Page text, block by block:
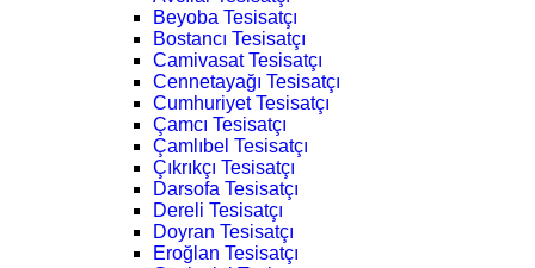
Beyoba Tesisatçı
Bostancı Tesisatçı
Camivasat Tesisatçı
Cennetayağı Tesisatçı
Cumhuriyet Tesisatçı
Çamcı Tesisatçı
Çamlıbel Tesisatçı
Çıkrıkçı Tesisatçı
Darsofa Tesisatçı
Dereli Tesisatçı
Doyran Tesisatçı
Eroğlan Tesisatçı